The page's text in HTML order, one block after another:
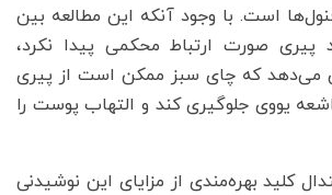
است. با وجود آنکه این مطالعه بین
صورت ارتباط محکمی پیدا نکرد،
می‌دهد که چای سبز ممکن است از پیری
یووی جلوگیری کند و التهاب پوست را
کلید بهره‌مندی از مزایای این نوشیدنی